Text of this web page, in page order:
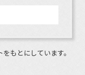
もとにしています。